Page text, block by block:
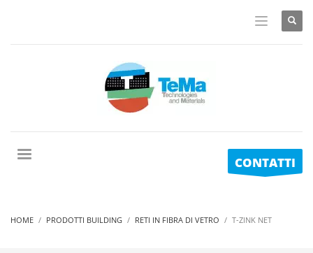
CONTATTI
HOME PRODOTTI BUILDING RETI IN FIBRA DI VETRO T-ZINK NET